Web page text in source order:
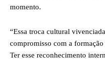
momento.
“Essa troca cultural
compromisso com a
Ter esse reconhecimento